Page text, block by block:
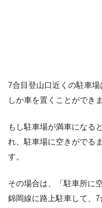
7合目登山口近くの駐車
しか車を置くことができ
もし駐車場が満車になる
れ、駐車場に空きがでる
す。
その場合は、「駐車所に
錦岡線に路上駐車して、